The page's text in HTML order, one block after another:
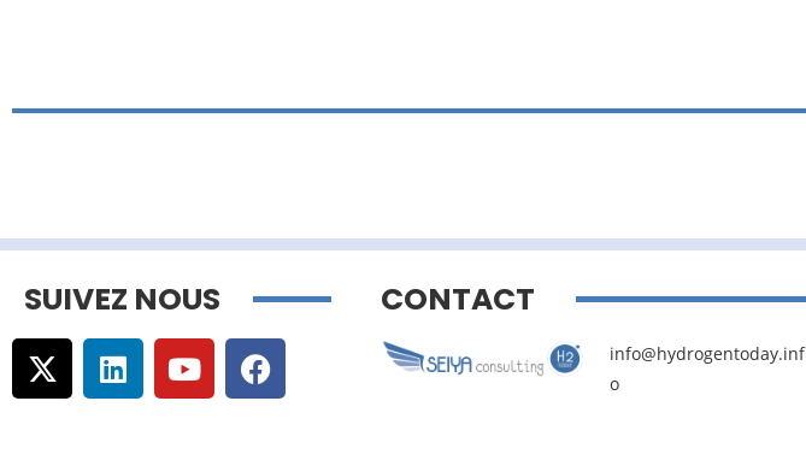
SUIVEZ NOUS CONTACT
info@hydrogentoday.inf
o